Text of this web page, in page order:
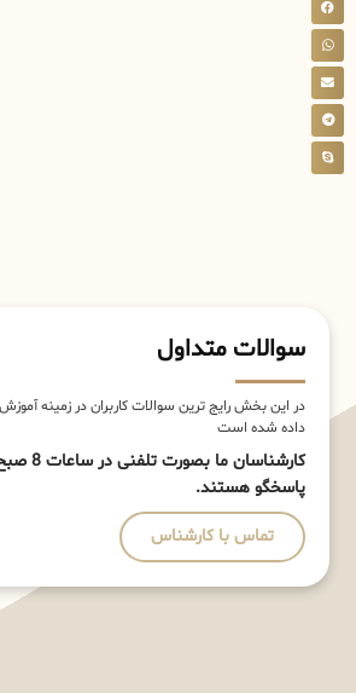
سوالات متداول
در این بخش رایج ترین سوالات کاربران در زمینه
داده شده است
پاسخگو هستند.
تماس با کارشناس